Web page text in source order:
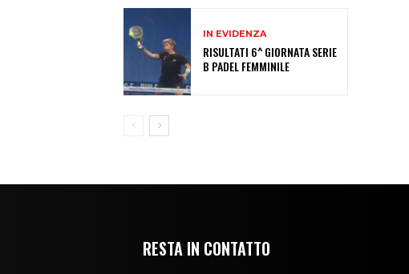
IN EVIDENZA
RISULTATI 6^ GIORNATA SERIE
B PADEL FEMMINILE
RESTA IN CONTATTO